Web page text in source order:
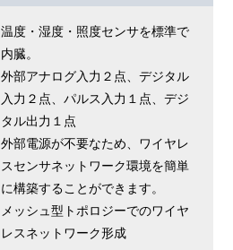
温度・湿度・照度センサを標準で
内臓。
外部アナログ入力２点、デジタル
入力２点、パルス入力１点、デジ
タル出力１点
外部電源が不要なため、ワイヤレ
スセンサネットワーク環境を簡単
に構築することができます。
メッシュ型トポロジーでのワイヤ
レスネットワーク形成